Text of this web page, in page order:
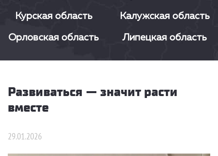
Курская область
Орловская область
Калужская область
Липецкая область
Развиваться — значит расти
вместе
29.01.2026